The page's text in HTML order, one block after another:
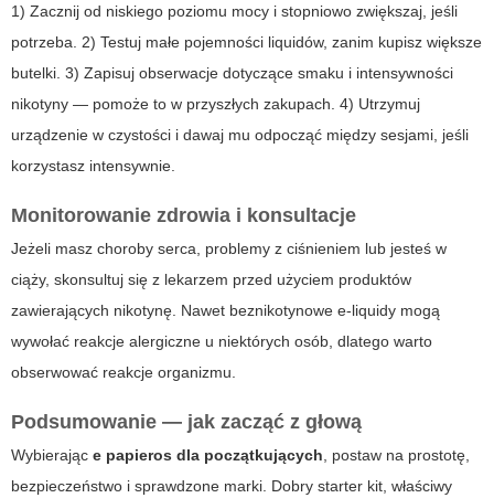
1) Zacznij od niskiego poziomu mocy i stopniowo zwiększaj, jeśli
potrzeba. 2) Testuj małe pojemności liquidów, zanim kupisz większe
butelki. 3) Zapisuj obserwacje dotyczące smaku i intensywności
nikotyny — pomoże to w przyszłych zakupach. 4) Utrzymuj
urządzenie w czystości i dawaj mu odpocząć między sesjami, jeśli
korzystasz intensywnie.
Monitorowanie zdrowia i konsultacje
Jeżeli masz choroby serca, problemy z ciśnieniem lub jesteś w
ciąży, skonsultuj się z lekarzem przed użyciem produktów
zawierających nikotynę. Nawet beznikotynowe e-liquidy mogą
wywołać reakcje alergiczne u niektórych osób, dlatego warto
obserwować reakcje organizmu.
Podsumowanie — jak zacząć z głową
Wybierając e papieros dla początkujących , postaw na prostotę,
bezpieczeństwo i sprawdzone marki. Dobry starter kit, właściwy